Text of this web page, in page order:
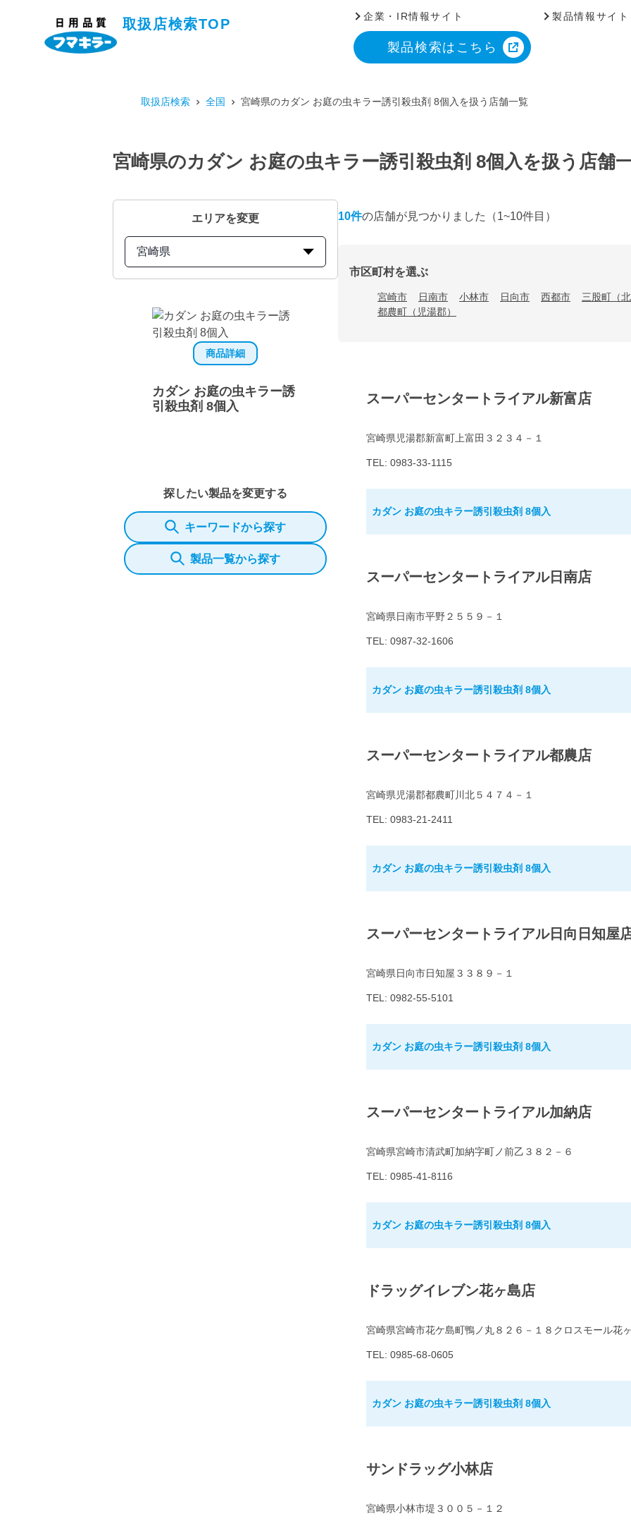
取扱店検索TOP
企業・IR情報サイト 製品情報サイト
製品検索はこちら
取扱店検索 全国 宮崎県のカダン お庭の虫キラー誘引殺虫剤 8個入を扱う店舗一覧
宮崎県のカダン お庭の虫キラー誘引殺虫剤 8個入を扱う店舗
エリアを変更
宮崎県
商品詳細
カダン お庭の虫キラー誘
引殺虫剤 8個入
探したい製品を変更する
キーワードから探す
製品一覧から探す
10件の店舗が見つかりました （1~10件目）
市区町村を選ぶ
宮崎市 日南市 小林市 日向市 西都市
三股町（
都農町（児湯郡）
スーパーセンタートライアル新富店
宮崎県児湯郡新富町上富田３２３４－１
TEL: 0983-33-1115
カダン お庭の虫キラー誘引殺虫剤 8個入
スーパーセンタートライアル日南店
宮崎県日南市平野２５５９－１
TEL: 0987-32-1606
カダン お庭の虫キラー誘引殺虫剤 8個入
スーパーセンタートライアル都農店
宮崎県児湯郡都農町川北５４７４－１
TEL: 0983-21-2411
カダン お庭の虫キラー誘引殺虫剤 8個入
スーパーセンタートライアル日向日知屋
宮崎県日向市日知屋３３８９－１
TEL: 0982-55-5101
カダン お庭の虫キラー誘引殺虫剤 8個入
スーパーセンタートライアル加納店
宮崎県宮崎市清武町加納字町ノ前乙３８２－６
TEL: 0985-41-8116
カダン お庭の虫キラー誘引殺虫剤 8個入
ドラッグイレブン花ヶ島店
宮崎県宮崎市花ケ島町鴨ノ丸８２６－１８クロスモール花
TEL: 0985-68-0605
カダン お庭の虫キラー誘引殺虫剤 8個入
サンドラッグ小林店
宮崎県小林市堤３００５－１２